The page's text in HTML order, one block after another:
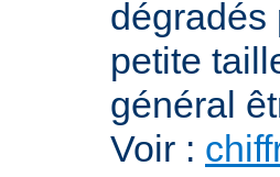
dégradés
petite
général
Voir :